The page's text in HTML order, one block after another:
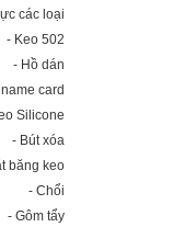
các loại
- Keo 502
- Hồ dán
card
Silicone
- Bút xóa
băng keo
- Chổi
- Gôm tẩy